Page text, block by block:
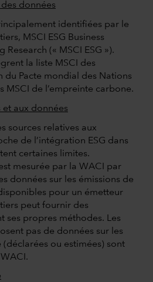
données
identifiées par le
MSCI ESG Business
Research (« MSCI ESG »).
la liste MSCI des
du Pacte mondial des Nations
MSCI de l’empreinte carbone.
et aux données
sources relatives aux
de l’intégration ESG dans
certaines limites.
mesurée par la WACI par
données sur les émissions de
pour un émetteur
peut fournir des
ses propres méthodes. Les
pas de données sur les
ou estimées) sont